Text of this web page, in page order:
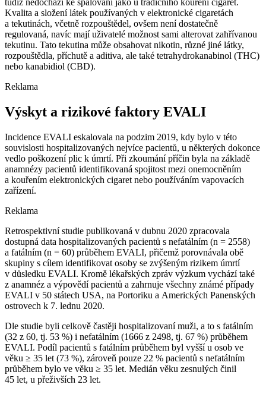
tudíž nedochází ke spalování jako u tradičního kouření cigaret.
Kvalita a složení látek používaných v elektronické cigaretách
a tekutinách, včetně rozpouštědel, ovšem není dostatečně
regulovaná, navíc mají uživatelé možnost sami alterovat zahřívanou
tekutinu. Tato tekutina může obsahovat nikotin, různé jiné látky,
rozpouštědla, příchutě a aditiva, ale také tetrahydrokanabinol (THC)
nebo kanabidiol (CBD).
Reklama
Výskyt a rizikové faktory EVALI
Incidence EVALI eskalovala na podzim 2019, kdy bylo v této
souvislosti hospitalizovaných nejvíce pacientů, u některých dokonce
vedlo poškození plic k úmrtí. Při zkoumání příčin byla na základě
anamnézy pacientů identifikovaná spojitost mezi onemocněním
a kouřením elektronických cigaret nebo používáním vapovacích
zařízení.
Reklama
Retrospektivní studie publikovaná v dubnu 2020 zpracovala
dostupná data hospitalizovaných pacientů s nefatálním (n = 2558)
a fatálním (n = 60) průběhem EVALI, přičemž porovnávala obě
skupiny s cílem identifikovat osoby se zvýšeným rizikem úmrtí
v důsledku EVALI. Kromě lékařských zpráv výzkum vychází také
z anamnéz a výpovědí pacientů a zahrnuje všechny známé případy
EVALI v 50 státech USA, na Portoriku a Amerických Panenských
ostrovech k 7. lednu 2020.
Dle studie byli celkově častěji hospitalizovaní muži, a to s fatálním
(32 z 60, tj. 53 %) i nefatálním (1666 z 2498, tj. 67 %) průběhem
EVALI. Podíl pacientů s fatálním průběhem byl vyšší u osob ve
věku ≥ 35 let (73 %), zároveň pouze 22 % pacientů s nefatálním
průběhem bylo ve věku ≥ 35 let. Medián věku zesnulých činil
45 let, u přeživších 23 let.